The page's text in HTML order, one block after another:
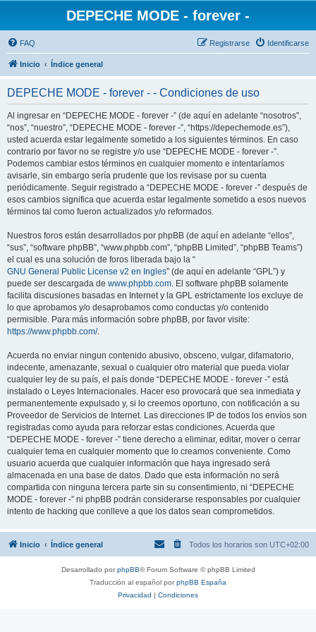
DEPECHE MODE - forever -
FAQ Identificarse
Registrarse
Inicio Índice general
DEPECHE MODE - forever - - Condiciones de uso
Al ingresar en “DEPECHE MODE - forever -” (de aquí en adelante “nosotros”,
“nos”, “nuestro”, “DEPECHE MODE - forever -”, “https://depechemode.es”),
usted acuerda estar legalmente sometido a los siguientes términos. En caso
contrario por favor no se registre y/o use “DEPECHE MODE - forever -”.
Podemos cambiar estos términos en cualquier momento e intentaríamos
avisarle, sin embargo sería prudente que los revisase por su cuenta
periódicamente. Seguir registrado a “DEPECHE MODE - forever -” después de
esos cambios significa que acuerda estar legalmente sometido a esos nuevos
términos tal como fueron actualizados y/o reformados.
Nuestros foros están desarrollados por phpBB (de aquí en adelante “ellos”,
“sus”, “software phpBB”, “www.phpbb.com”, “phpBB Limited”, “phpBB Teams”)
el cual es una solución de foros liberada bajo la “
GNU General Public License v2 en Ingles” (de aquí en adelante “GPL”) y
puede ser descargada de www.phpbb.com. El software phpBB solamente
facilita discusiones basadas en Internet y la GPL estrictamente los excluye de
lo que aprobamos y/o desaprobamos como conductas y/o contenido
permisible. Para más información sobre phpBB, por favor visite:
https://www.phpbb.com/.
Acuerda no enviar ningun contenido abusivo, obsceno, vulgar, difamatorio,
indecente, amenazante, sexual o cualquier otro material que pueda violar
cualquier ley de su país, el país donde “DEPECHE MODE - forever -” está
instalado o Leyes Internacionales. Hacer eso provocará que sea inmediata y
permanentemente expulsado y, si lo creemos oportuno, con notificación a su
Proveedor de Servicios de Internet. Las direcciones IP de todos los envíos son
registradas como ayuda para reforzar estas condiciones. Acuerda que
“DEPECHE MODE - forever -” tiene derecho a eliminar, editar, mover o cerrar
cualquier tema en cualquier momento que lo creamos conveniente. Como
usuario acuerda que cualquier información que haya ingresado será
almacenada en una base de datos. Dado que esta información no será
compartida con ninguna tercera parte sin su consentimiento, ni “DEPECHE
MODE - forever -” ni phpBB podrán considerarse responsables por cualquier
intento de hacking que conlleve a que los datos sean comprometidos.
Inicio Índice general Todos los horarios son UTC+02:00
Desarrollado porphpBB® Forum Software © phpBB Limited
Traducción al español porphpBB España
Privacidad | Condiciones